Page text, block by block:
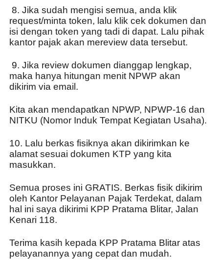
8. Jika sudah mengisi semua, anda klik
request/minta token, lalu klik cek dokumen dan
isi dengan token yang tadi di dapat. Lalu pihak
kantor pajak akan mereview data tersebut.
9. Jika review dokumen dianggap lengkap,
maka hanya hitungan menit NPWP akan
dikirim via email.
Kita akan mendapatkan NPWP, NPWP-16 dan
NITKU (Nomor Induk Tempat Kegiatan Usaha).
10. Lalu berkas fisiknya akan dikirimkan ke
alamat sesuai dokumen KTP yang kita
masukkan.
Semua proses ini GRATIS. Berkas fisik dikirim
oleh Kantor Pelayanan Pajak Terdekat, dalam
hal ini saya dikirimi KPP Pratama Blitar, Jalan
Kenari 118.
Terima kasih kepada KPP Pratama Blitar atas
pelayanannya yang cepat dan mudah.